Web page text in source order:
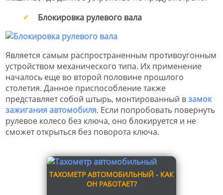
Блокировка рулевого вала
Является самым распространенным противоугонным
устройством механического типа. Их применение
началось еще во второй половине прошлого
столетия. Данное приспособление также
представляет собой штырь, монтированный взамок
зажигания автомобиля. Если попробовать повернуть
рулевое колесо без ключа, оно блокируется и не
сможет открыться без поворота ключа.
ТАХОМЕТР АВТОМОБИЛЬНЫЙ - КАК
ОН РАБОТАЕТ?